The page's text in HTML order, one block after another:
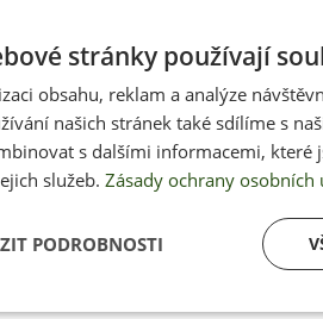
stránky používají
obsahu, reklam a analýze
našich stránek také sdílíme s
s dalšími informacemi,
služeb. Zásady ochrany osobních
PODROBNOSTI